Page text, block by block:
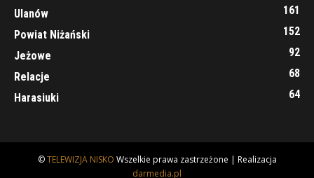
Ulanów
161
Powiat Niżański
152
Jeżowe
92
Relacje
68
Harasiuki
64
©TELEWIZJA NISKO Wszelkie prawa zastrzeżone | Realizacja
darmedia.pl